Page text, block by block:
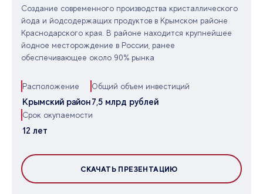
Создание современного производства кристаллического
йода и йодсодержащих продуктов в Крымском районе
Краснодарского края. В районе находится крупнейшее
йодное месторождение в России, ранее
обеспечивающее около 90% рынка
Расположение
Крымский район
Общий объем инвестиций
7,5 млрд рублей
Срок окупаемости
12 лет
СКАЧАТЬ ПРЕЗЕНТАЦИЮ